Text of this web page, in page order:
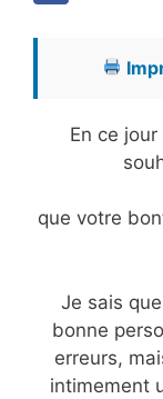
En ce
que votre
Je sais
bonne
erreurs,
intimement